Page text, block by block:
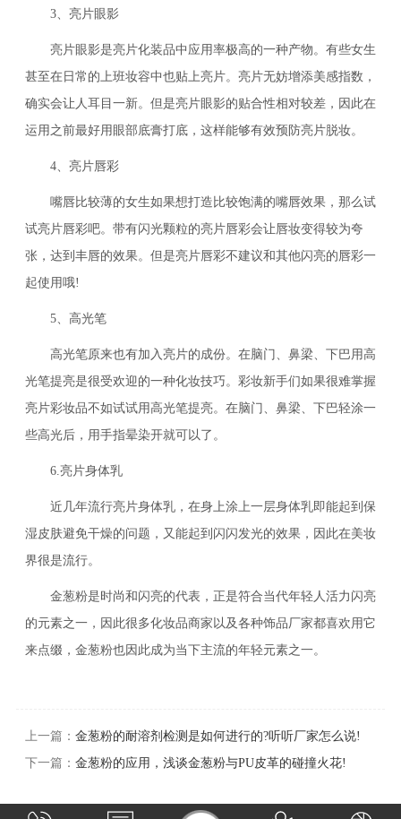
3、亮片眼影
亮片眼影是亮片化装品中应用率极高的一种产物。有些女生
甚至在日常的上班妆容中也贴上亮片。亮片无妨增添美感指数，
确实会让人耳目一新。但是亮片眼影的贴合性相对较差，因此在
运用之前最好用眼部底膏打底，这样能够有效预防亮片脱妆。
4、亮片唇彩
嘴唇比较薄的女生如果想打造比较饱满的嘴唇效果，那么试
试亮片唇彩吧。带有闪光颗粒的亮片唇彩会让唇妆变得较为夸
张，达到丰唇的效果。但是亮片唇彩不建议和其他闪亮的唇彩一
起使用哦!
5、高光笔
高光笔原来也有加入亮片的成份。在脑门、鼻梁、下巴用高
光笔提亮是很受欢迎的一种化妆技巧。彩妆新手们如果很难掌握
亮片彩妆品不如试试用高光笔提亮。在脑门、鼻梁、下巴轻涂一
些高光后，用手指晕染开就可以了。
6.亮片身体乳
近几年流行亮片身体乳，在身上涂上一层身体乳即能起到保
湿皮肤避免干燥的问题，又能起到闪闪发光的效果，因此在美妆
界很是流行。
金葱粉是时尚和闪亮的代表，正是符合当代年轻人活力闪亮
的元素之一，因此很多化妆品商家以及各种饰品厂家都喜欢用它
来点缀，金葱粉也因此成为当下主流的年轻元素之一。
上一篇： 金葱粉的耐溶剂检测是如何进行的?听听厂家怎么说!
下一篇： 金葱粉的应用，浅谈金葱粉与PU皮革的碰撞火花!